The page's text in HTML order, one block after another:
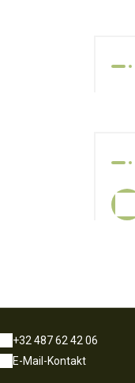
+32 487 62 42 06
E-Mail-Kontakt